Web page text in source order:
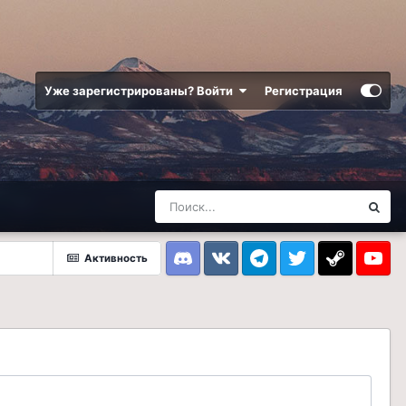
Уже зарегистрированы? Войти Регистрация
Активность
DiscordVK TelegramTwitter Steam